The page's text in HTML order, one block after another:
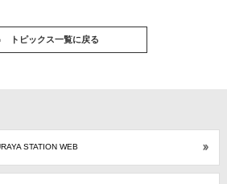
トピックス一覧に戻る
STATION WEB